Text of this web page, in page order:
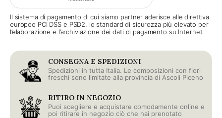
Il sistema di pagamento di cui siamo partner aderisce alle direttiva
europee PCI DSS e PSD2, lo standard di sicurezza più elevato per
l’elaborazione e l’archiviazione dei dati di pagamento su Internet.
CONSEGNA E SPEDIZIONI
Spedizioni in tutta Italia. Le composizioni con fiori
freschi sono limitate alla provincia di Ascoli Piceno
RITIRO IN NEGOZIO
Puoi scegliere e acquistare comodamente online e
poi ritirare in negozio ciò che hai prenotato